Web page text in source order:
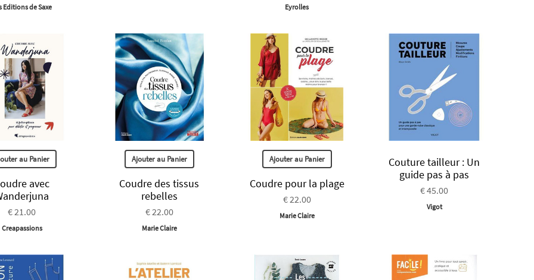
Editions de Saxe Eyrolles
au Panier
avec
€ 21.00
Creapassions
Ajouter au Panier
Coudre des tissus
rebelles
€ 22.00
Marie Claire
Ajouter au Panier
Coudre pour la plage
€ 22.00
Marie Claire
Couture tailleur : Un
guide pas à pas
€ 45.00
Vigot